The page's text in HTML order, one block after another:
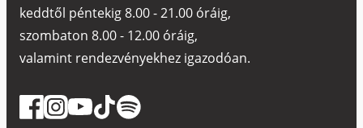
keddtől péntekig 8.00 - 21.00 óráig,
szombaton 8.00 - 12.00 óráig,
valamint rendezvényekhez igazodóan.